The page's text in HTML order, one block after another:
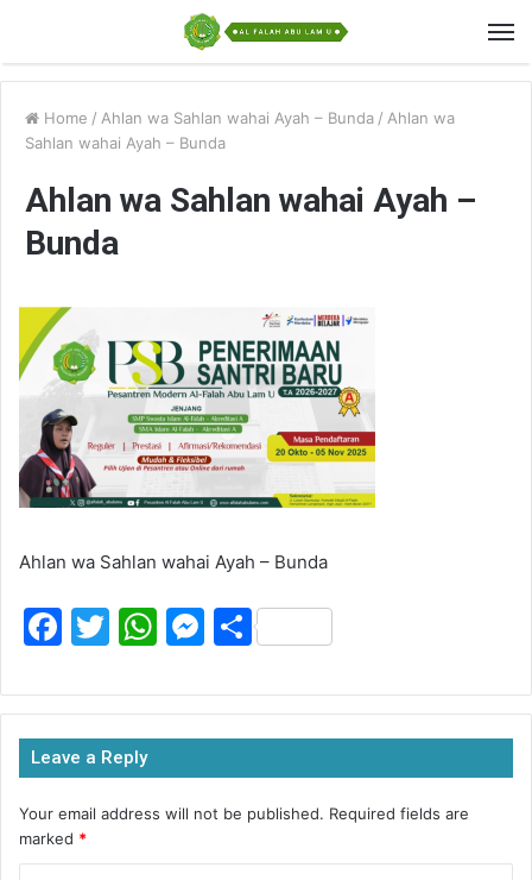
Home / Ahlan wa Sahlan wahai Ayah – Bunda / Ahlan wa
Sahlan wahai Ayah – Bunda
Ahlan wa Sahlan wahai Ayah –
Bunda
Ahlan wa Sahlan wahai Ayah – Bunda
F
c
e
b
o
o
T
itt
er
W
at
s
A
p
p
M
s
s
e
n
g
S
ar
e
Leave a Reply
Your email address will not be published. Required fields are
marked *